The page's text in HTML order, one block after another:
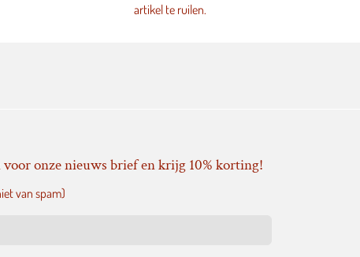
artikel te ruilen.
voor onze nieuws brief en krijg 10% korting!
van spam)